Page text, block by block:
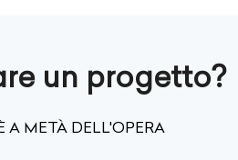
un progetto?
A METÀ DELL'OPERA